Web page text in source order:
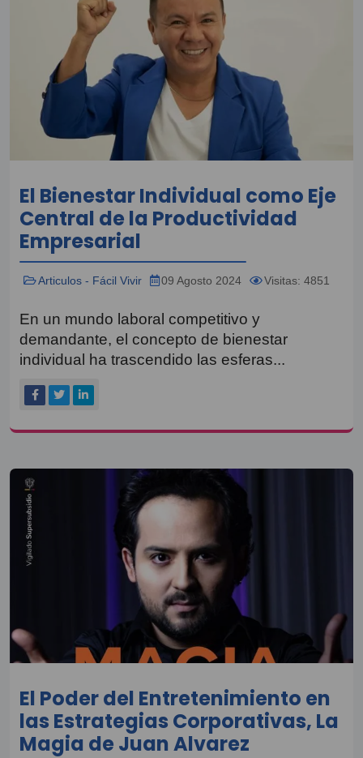
El Bienestar Individual como Eje
Central de la Productividad
Empresarial
Articulos - Fácil Vivir 09 Agosto 2024 Visitas: 4851
En un mundo laboral competitivo y
demandante, el concepto de bienestar
individual ha trascendido las esferas...
El Poder del Entretenimiento en
las Estrategias Corporativas, La
Magia de Juan Alvarez